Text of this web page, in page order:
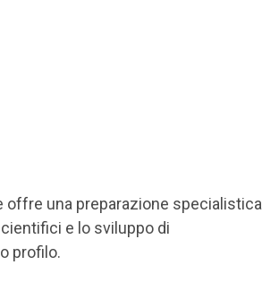
offre una preparazione specialistica
e lo sviluppo di
profilo.